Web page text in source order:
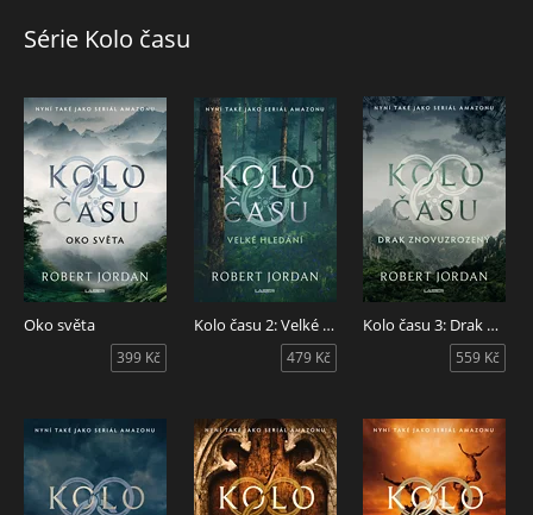
Série Kolo času
Oko světa
399 Kč
Kolo času 2: Velké hledání
479 Kč
Kolo času 3: Drak Znovuzrozený
559 Kč